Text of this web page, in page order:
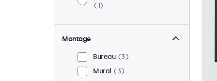
1
Montage
Bureau
3
Mural
3